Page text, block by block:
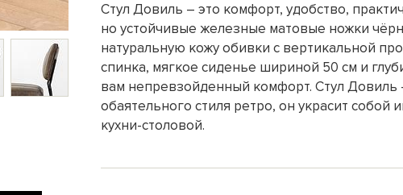
Стул Довиль – это комфорт, удобство,
но устойчивые железные матовые ножки
натуральную кожу обивки с вертикальной
спинка, мягкое сиденье шириной 50 см и
вам непревзойденный комфорт. Стул Довиль
обаятельного стиля ретро, он украсит собой
кухни-столовой.